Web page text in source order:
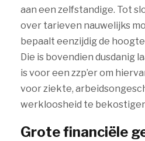
aan een zelfstandige. Tot
over tarieven nauwelijks
bepaalt eenzijdig de
Die is bovendien dusdanig
is voor een zzp’er om
voor ziekte,
werkloosheid te
Grote financiële